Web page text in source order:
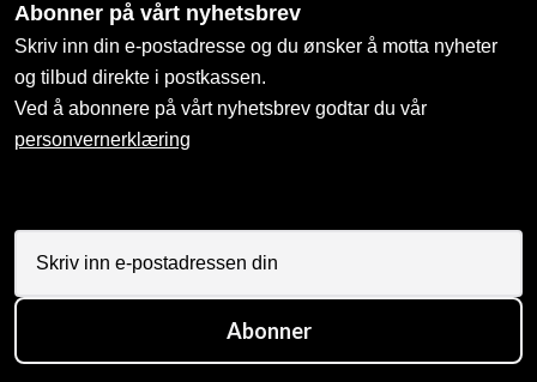
Abonner på vårt nyhetsbrev
Skriv inn din e-postadresse og du ønsker å motta nyheter
og tilbud direkte i postkassen.
Ved å abonnere på vårt nyhetsbrev godtar du vår
personvernerklæring
Abonner